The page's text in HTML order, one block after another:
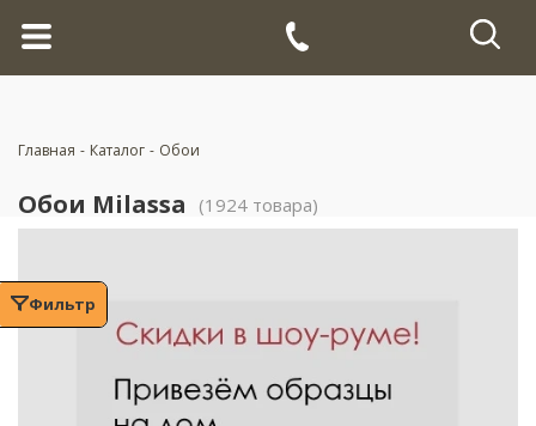
Главная - Каталог - Обои
Обои Milassa (1924 товара)
Фильтр